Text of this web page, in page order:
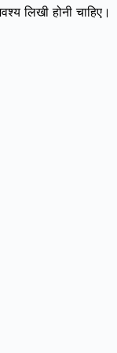
लिखी होनी चाहिए।